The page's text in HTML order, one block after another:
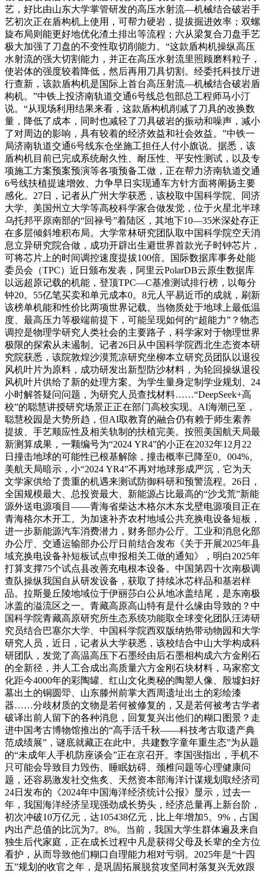
艺，好比由山东大学掌管研发的高压水射流—机械结合破岩手
艺初次正在盾构机上使用，可帮力硬岩，提拔掘进效率；双螺
旋布局则能更好地优化渣土排出等流程；六从梁复合刀盘手艺
极大加强了刀盘的不变性取切削能力。“这款盾构机操纵高压
水射流的强大切割能力，并正在高压水射流里照顾磨料粒子，
使岩体的强度较着降低，然后再用刀具切割。经委托科技厅进
行查新，该款盾构机是国际上首台高压射流—机械结合破岩盾
构机。”中铁上投济南轨道交通6号线总包部总工程师马小汀
说。“从现场利用结果来看，这款盾构机削减了刀具的改换数
量，降低了成本，同时也减轻了刀具破岩的振动和噪声，减小
了对周边的影响，具有较着的经济效益和社会效益。”中铁一
局济南轨道交通6号线东仓坐施工担任人付小旗说。据悉，该
盾构机目前已完成系统耐久性、耐压性、平安性测试，以及专
项施工方案预案预演等各项预备工做，正在帮力济南轨道交通
6号线扶植提速增效、力争早日实现通车方针方面将阐扬主要
感化。27日，记者从广州大学获悉，该校取中国科学院、同济
大学、美国州立大学等高校科学家合做发觉，位于火星北半球
乌托邦平原南部的“回禄号”着陆区，其地下10—35米深处存正
在多层倾斜堆积布局。大学常林研究团队取中国科学院空天消
息立异研究院合做，成功开辟出生避世界首款光子时钟芯片，
可将芯片上的时间调控速度提拔100倍。国际数据库事务处能
委员会（TPC）近日颁布发表，阿里云PolarDB云原生数据库
以远超原记载的机能，登顶TPC—C基准测试排行榜，以每分
钟20。55亿笔买卖和单元成本0。8元人平易近币的成就，刷新
该榜单机能和性价比两项世界记载。当物质处于地球上最低温
度、最高压力等极端前提下，可能呈现如何的“超能力”？物态
调控是物理学研究人类社会的主要路子，科学家对于物理世界
极限的探索从未遏制。记者26日从中国科学院西北生态资本研
究院获悉，该院敦煌沙漠荒凉研究坐柳本立研究员团队以退役
风机叶片为原料，成功研发出新型防沙材料，为轮回操纵退役
风机叶片供给了新的处理方案。为学生量身定制学业规划、24
小时解答疑问问题，为研究人员查找材料……“DeepSeek+高
校”的聪慧讲授研究场景正正在部门高校实现。AI海潮已至，
聪慧校园是大势所趋，但AI取教育的融合仍有赖于师生素养
提拔、手艺顺应性及相关轨制的扶植完美。按照美国航天局最
新测算成果，一颗编号为“2024 YR4”的小正在2032年12月22
日撞击地球的可能性已根基解除，撞击概率已降至0。004%。
美航天局暗示，小“2024 YR4”不再对地球形成严沉，它为天
文学家供给了贵重的机遇来测试防御科研和预警流程。26日，
全国规模最大、总投资最大、新能源占比最高的“沙戈荒”新能
源外送电源项目——青海省柴达木格尔木东戈壁电源项目正在
青海格尔木开工。为加速补齐农村地域公共充换电设备短板，
进一步新能源汽车消费潜力，财务部办公厅、工业和消息化部
办公厅、交通运输部办公厅日前结合发布《关于开展2025年县
域充换电设备补短板试点申报相关工做的通知》，明白2025年
打算支撑75个试点县改善充电根本设备。中国第四十次南极调
查队操纵我国自从研发设备，获取了持续冰芯样品和基岩样
品。拉斯曼丘陵地域位于伊丽莎白公从地冰盖结尾，是东南极
冰盖的溢流区之一。青藏高原高山特有是什么缘由导致的？中
国科学院青藏高原研究所生态系统功能取全球变化团队汪涛研
究员结合巴塞尔大学、中国科学院西双版纳热带动物园和大学
研究人员，近日，记者从大学获悉，该校结合中山大学构成科
研团队，发觉了高温高压下石墨经由后石墨相构成六方金刚石
的全新径，并人工合成出高质量六方金刚石块材料，马家窑文
化距今4000年的彩陶罐、红山文化奥秘的陶塑人像、殷墟妇好
墓出土的铜圆斝、山东滕州前掌大西周遗址出土的彩绘漆
器……分歧材质的文物是若何被修复的，又是若何被考古学者
破译出前人留下的各种消息，回复复兴出他们的糊口图景？走
进中国考古博物馆推出的“高手活千秋——科技考古取遗产典
范成绩展”，谜底就藏正在此中。共建数字童年重生态”为从题
的“未成年人手机防座谈会”正在京召开。李国强指出，手机不
只可能会导致目力毁伤、睡眠妨碍、颈椎问题等心理健康问
题，还容易激发社交焦炙、天然资本部海洋计谋规划取经济司
24日发布的《2024年中国海洋经济统计公报》显示，过去一
年，我国海洋经济呈现强劲成长势头，经济总量再上新台阶，
初次冲破10万亿元，达105438亿元，比上年增加5。9%，占国
内出产总值的比沉为7。8%。当前，我国大学生群体遍及来自
独生后代家庭，正在成长过程中凡是获得父母及长辈的全方位
看护，从而导致他们糊口自理能力相对亏弱。2025年是“十四
五”规划的收官之年，是巩固拓展脱贫攻坚同村落复兴无效跟